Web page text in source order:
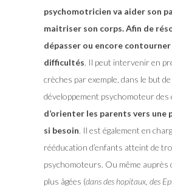
psychomotricien va aider son
maitriser son corps. Afin de
dépasser ou encore contourner
difficultés. Il peut intervenir en
crèches par exemple, dans le but
développement psychomoteur des
d’orienter les parents vers une
si besoin. Il est également en
rééducation d’enfants atteint de
psychomoteurs. Ou même auprès
plus âgées (dans des hopitaux, des